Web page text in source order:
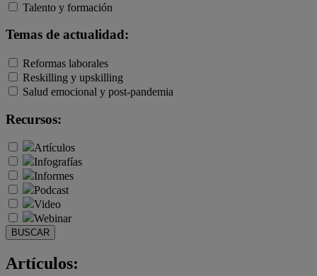
Talento y formación
Temas de actualidad:
Reformas laborales
Reskilling y upskilling
Salud emocional y post-pandemia
Recursos:
Artículos
Infografías
Informes
Podcast
Video
Webinar
BUSCAR
Artículos: